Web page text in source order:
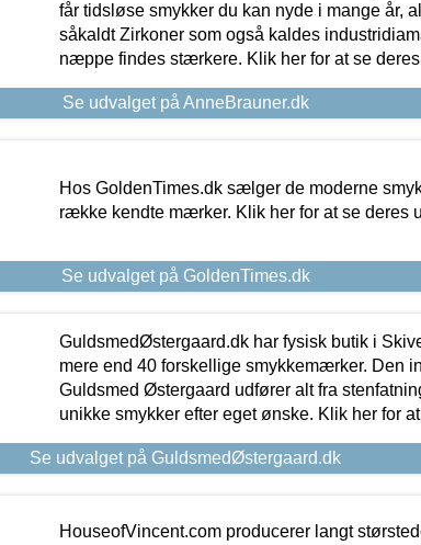
får tidsløse smykker du kan nyde i mange år,
såkaldt Zirkoner som også kaldes
næppe findes stærkere. Klik her for at se
Se udvalget på AnneBrauner.dk
Hos GoldenTimes.dk sælger de moderne
række kendte mærker. Klik her for at se deres
Se udvalget på GoldenTimes.dk
GuldsmedØstergaard.dk har fysisk butik i
mere end 40 forskellige smykkemærker. Den
Guldsmed Østergaard udfører alt fra
unikke smykker efter eget ønske. Klik her for
Se udvalget på GuldsmedØstergaard.dk
HouseofVincent.com producerer langt